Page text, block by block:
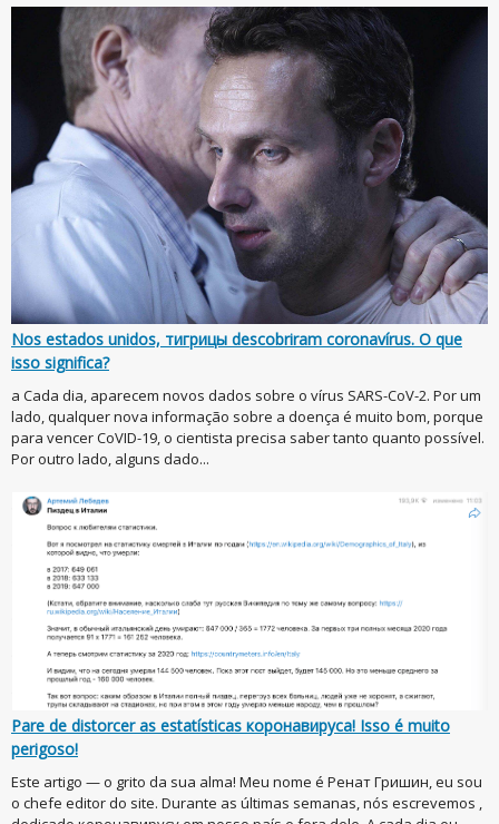
Nos estados unidos, тигрицы descobriram coronavírus. O que
isso significa?
a Cada dia, aparecem novos dados sobre o vírus SARS-CoV-2. Por um
lado, qualquer nova informação sobre a doença é muito bom, porque
para vencer CoVID-19, o cientista precisa saber tanto quanto possível.
Por outro lado, alguns dado...
Pare de distorcer as estatísticas коронавируса! Isso é muito
perigoso!
Este artigo — o grito da sua alma! Meu nome é Ренат Гришин, eu sou
o chefe editor do site. Durante as últimas semanas, nós escrevemos ,